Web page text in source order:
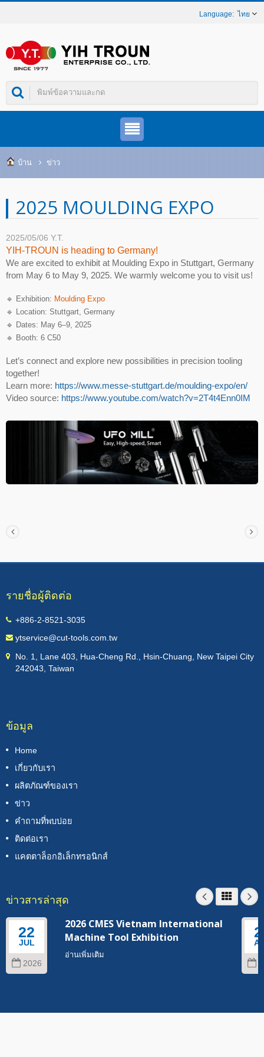
ไทย
บ้าน ข่าว
2025 MOULDING EXPO
2025/05/06 Y.T.
YIH-TROUN is heading to Germany!
We are excited to exhibit at Moulding Expo in Stuttgart, Germany
from May 6 to May 9, 2025. We warmly welcome you to visit us!
🔹 Exhibition: Moulding Expo
🔹 Location: Stuttgart, Germany
🔹 Dates: May 6–9, 2025
🔹 Booth: 6 C50
Let’s connect and explore new possibilities in precision tooling
together!
Learn more: https://www.messe-stuttgart.de/moulding-expo/en/
Video source: https://www.youtube.com/watch?v=2T4t4Enn0IM
รายชื่อผู้ติดต่อ
+886-2-8521-3035
ytservice@cut-tools.com.tw
No. 1, Lane 403, Hua-Cheng Rd., Hsin-Chuang, New Taipei City
242043, Taiwan
ข้อมูล
Home
เกี่ยวกับเรา
ผลิตภัณฑ์ของเรา
ข่าว
คำถามที่พบบ่อย
ติดต่อเรา
แคตตาล็อกอิเล็กทรอนิกส์
ข่าวสารล่าสุด
22
JUL
2026
2026 CMES Vietnam International
Machine Tool Exhibition
อ่านเพิ่มเติม